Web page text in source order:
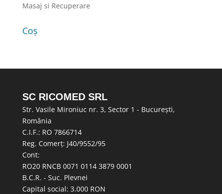
Masaj si Recuperare
Coș
SC RICOMED SRL
Str. Vasile Mironiuc nr. 3, Sector 1 - București,
România
C.I.F.: RO 7866714
Reg. Comerț: J40/9552/95
Cont:
RO20 RNCB 0071 0114 3879 0001
B.C.R. - Suc. Plevnei
Capital social: 3.000 RON